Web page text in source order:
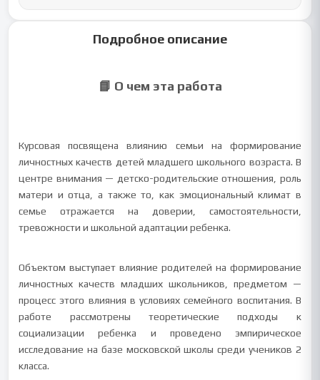
Подробное описание
📘 О чем эта работа
Курсовая посвящена влиянию семьи на формирование
личностных качеств детей младшего школьного возраста. В
центре внимания — детско-родительские отношения, роль
матери и отца, а также то, как эмоциональный климат в
семье отражается на доверии, самостоятельности,
тревожности и школьной адаптации ребенка.
Объектом выступает влияние родителей на формирование
личностных качеств младших школьников, предметом —
процесс этого влияния в условиях семейного воспитания. В
работе рассмотрены теоретические подходы к
социализации ребенка и проведено эмпирическое
исследование на базе московской школы среди учеников 2
класса.